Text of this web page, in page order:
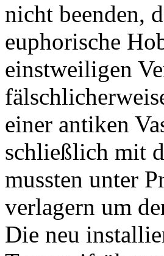
nicht beenden,
euphorische
einstweiligen
einer antiken
schließlich mit
mussten unter
verlagern um
Die neu